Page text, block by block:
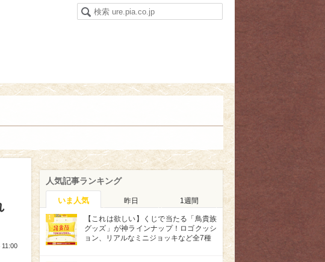
11:00
人気記事ランキング
いま人気 昨日 1週間
1
【これは欲しい】くじで当たる「鳥貴族
グッズ」が神ラインナップ！ロゴクッシ
ョン、リアルなミニジョッキなど全7種